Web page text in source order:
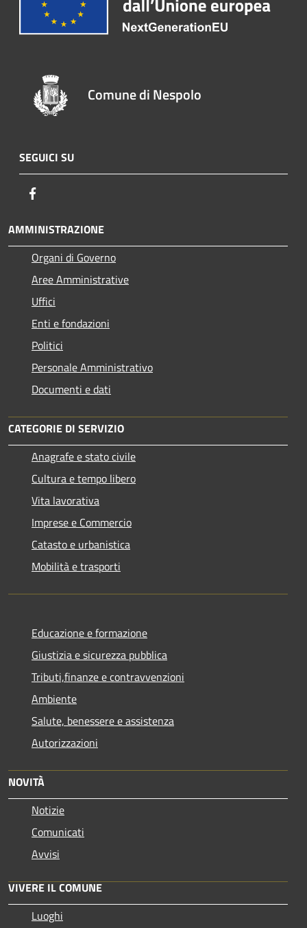
Comune di Nespolo
SEGUICI SU
AMMINISTRAZIONE
Organi di Governo
Aree Amministrative
Uffici
Enti e fondazioni
Politici
Personale Amministrativo
Documenti e dati
CATEGORIE DI SERVIZIO
Anagrafe e stato civile
Cultura e tempo libero
Vita lavorativa
Imprese e Commercio
Catasto e urbanistica
Mobilità e trasporti
Educazione e formazione
Giustizia e sicurezza pubblica
Tributi,finanze e contravvenzioni
Ambiente
Salute, benessere e assistenza
Autorizzazioni
NOVITÀ
Notizie
Comunicati
Avvisi
VIVERE IL COMUNE
Luoghi